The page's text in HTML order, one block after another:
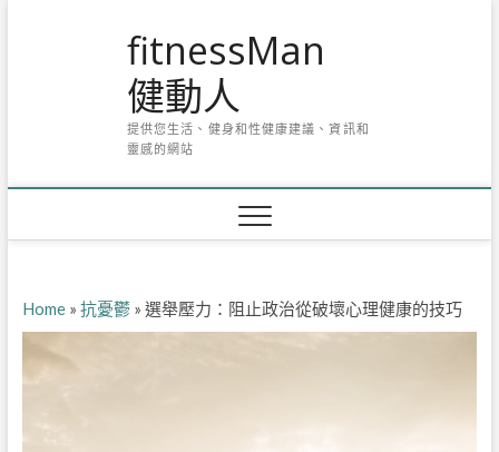
fitnessMan
健動人
提供您生活、健身和性健康建議、資訊和
靈感的網站
Home» 抗憂鬱» 選舉壓力：阻止政治從破壞心理健康的技巧